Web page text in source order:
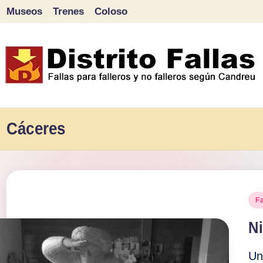
contenido
Museos Trenes Coloso
Cáceres